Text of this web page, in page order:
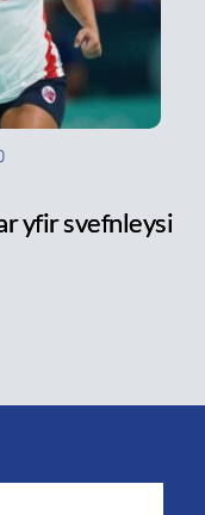
yfir svefnleysi